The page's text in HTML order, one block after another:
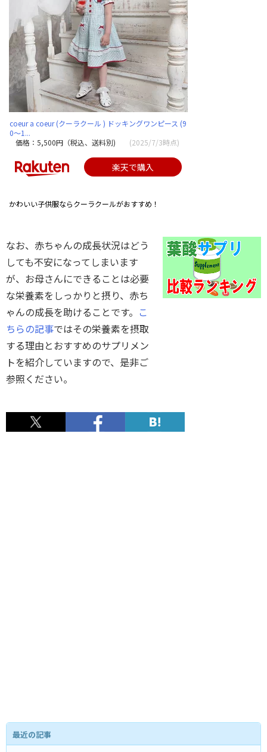
coeur a coeur (クーラクール ) ドッキングワンピース (9
0〜1...
価格：5,500円（税込、送料別)
(2025/7/3時点)
楽天で購入
かわいい子供服ならクーラクールがおすすめ！
なお、赤ちゃんの成長状況はどう
しても不安になってしまいます
が、お母さんにできることは必要
な栄養素をしっかりと摂り、赤ち
ゃんの成長を助けることです。 こ
ちらの記事ではその栄養素を摂取
する理由とおすすめのサプリメン
トを紹介していますので、是非ご
参照ください。
最近の記事